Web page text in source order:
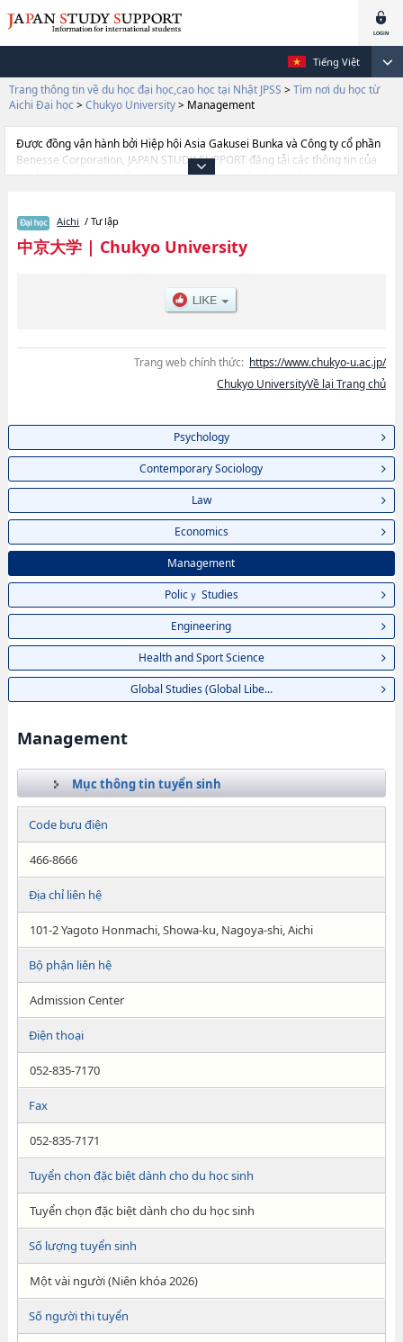
Tiếng Việt
Trang thông tin về du học đại học,cao học tại Nhật JPSS > Tìm nơi du học từ
Aichi Đại học > Chukyo University> Management
Được đồng vận hành bởi Hiệp hội Asia Gakusei Bunka và Công ty cổ phần
Benesse Corporation, JAPAN STUDY SUPPORT đăng tải các thông tin của
khoảng 1.300 trường đại học, cao học, trường đại học ngắn hạn, trường
cần thiết dành cho du học sinh, như là về các Ngành
PsychologyhoặcNgành Contemporary SociologyhoặcNgành
LawhoặcNgành EconomicshoặcNgành ManagementhoặcNgành Policｙ
SciencehoặcNgành Global Studies (Global Liberal Studies), thông tin về
từng ngành học, thông tin liên quan đến thi tuyển như số lượng tuyển sinh,
Aichi / Tư lập
中京大学| Chukyo University
Trang web chính thức: https://www.chukyo-u.ac.jp/
Chukyo UniversityVề lại Trang chủ
Psychology
Contemporary Sociology
Law
Economics
Management
Policｙ Studies
Engineering
Health and Sport Science
Global Studies (Global Libe...
Management
Mục thông tin tuyển sinh
Code bưu điện
466-8666
Địa chỉ liên hệ
101-2 Yagoto Honmachi, Showa-ku, Nagoya-shi, Aichi
Bộ phận liên hệ
Admission Center
Điện thoại
052-835-7170
Fax
052-835-7171
Tuyển chọn đặc biệt dành cho du học sinh
Tuyển chọn đặc biệt dành cho du học sinh
Số lượng tuyển sinh
Một vài người (Niên khóa 2026)
Số người thi tuyển